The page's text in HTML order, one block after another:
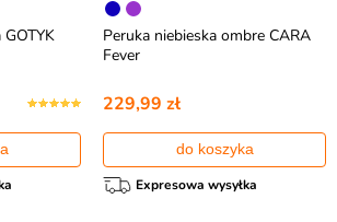
Peruka niebieska ombre CARA
Fever
229,99 zł
do koszyka
Expresowa wysyłka